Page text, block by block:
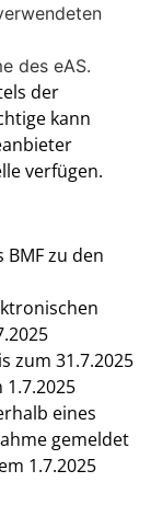
des eAS.
der
kann
verfügen.
BMF zu den
zum 31.7.2025
eines
gemeldet
1.7.2025